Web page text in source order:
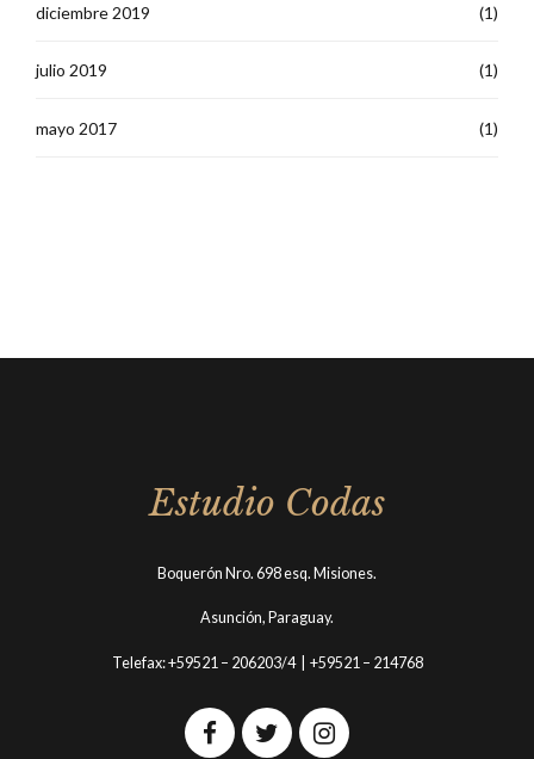
diciembre 2019 (1)
julio 2019 (1)
mayo 2017 (1)
Estudio Codas
Boquerón Nro. 698 esq. Misiones.
Asunción, Paraguay.
Telefax: +59521 – 206203/4 | +59521 – 214768